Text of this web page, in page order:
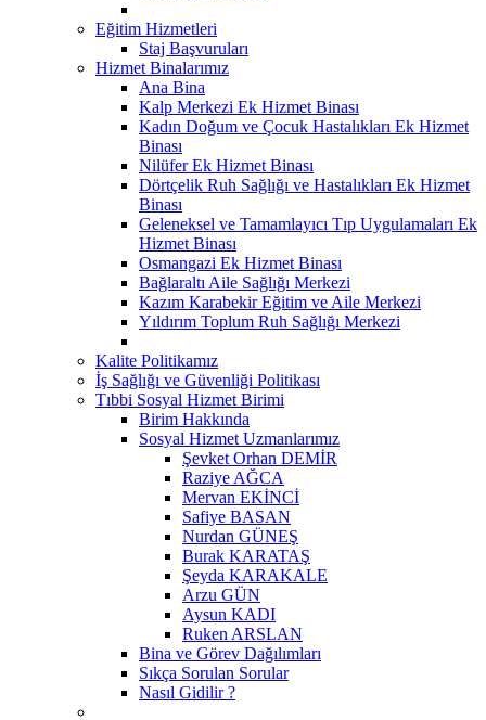
Eğitim Hizmetleri
Staj Başvuruları
Hizmet Binalarımız
Ana Bina
Kalp Merkezi Ek Hizmet Binası
Kadın Doğum ve Çocuk Hastalıkları Ek Hizmet
Binası
Nilüfer Ek Hizmet Binası
Dörtçelik Ruh Sağlığı ve Hastalıkları Ek Hizmet
Binası
Geleneksel ve Tamamlayıcı Tıp Uygulamaları Ek
Hizmet Binası
Osmangazi Ek Hizmet Binası
Bağlaraltı Aile Sağlığı Merkezi
Kazım Karabekir Eğitim ve Aile Merkezi
Yıldırım Toplum Ruh Sağlığı Merkezi
Kalite Politikamız
İş Sağlığı ve Güvenliği Politikası
Tıbbi Sosyal Hizmet Birimi
Birim Hakkında
Sosyal Hizmet Uzmanlarımız
Şevket Orhan DEMİR
Raziye AĞCA
Mervan EKİNCİ
Safiye BASAN
Nurdan GÜNEŞ
Burak KARATAŞ
Şeyda KARAKALE
Arzu GÜN
Aysun KADI
Ruken ARSLAN
Bina ve Görev Dağılımları
Sıkça Sorulan Sorular
Nasıl Gidilir ?